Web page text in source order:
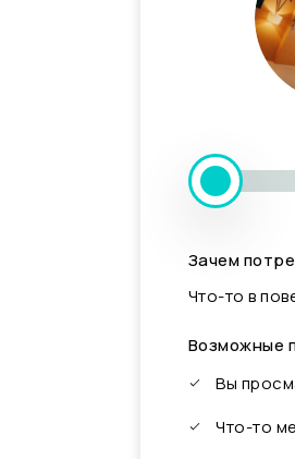
Зачем
Что-то в
Возможные
Вы
Что-то